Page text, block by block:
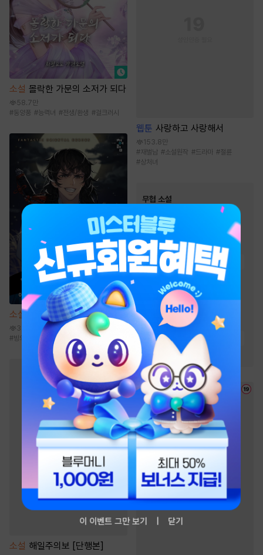
소설 몰락한 가문의 소저가 되다
58.7만
#동양풍 #능력녀 #전생/환생 #걸크러시
소설 사신빙의
3만
#빙의물 복수물 신무협
소설 해일주의보 [단행본]
웹툰 사랑하고 사랑해서
153.8만
#재벌남 #소설원작 #드라마 #절륜
#상처녀
무협 소설
#통쾌함
# 정파 #환생물 #귀환물
#먼치킨 성장물 #회귀물
#빙의물
천하제일인 #복수물
마교 #사이다물
# 검객/무사 #잔잔함
생존물 고독함
천마
이 이벤트 그만 보기 닫기